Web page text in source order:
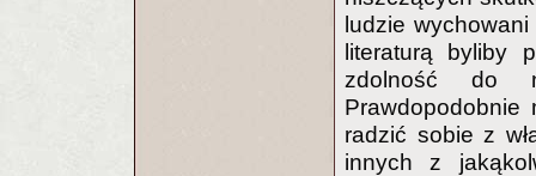
ludzie
literaturą byliby
zdolność do
radzić sobie z
innych z